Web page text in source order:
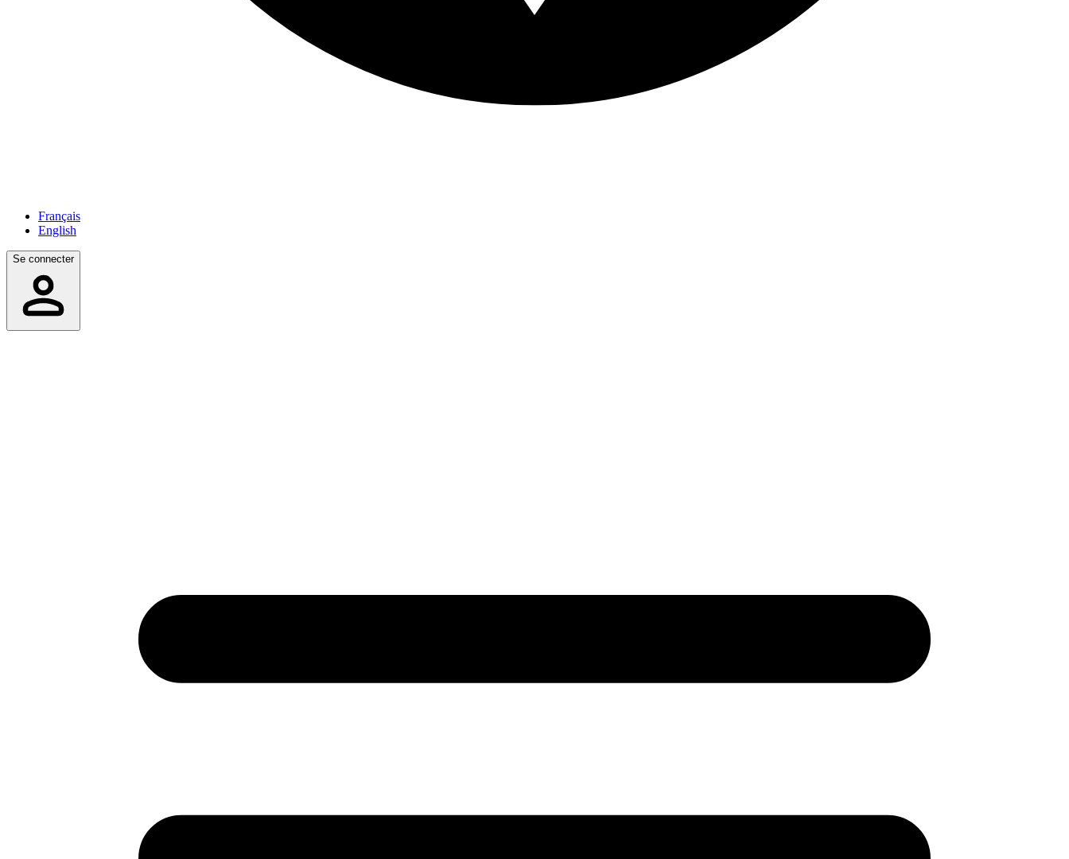
Français
English
Se connecter